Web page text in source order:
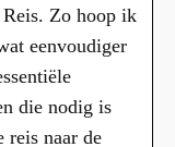
Zo hoop ik
eenvoudiger
die nodig is
reis naar de